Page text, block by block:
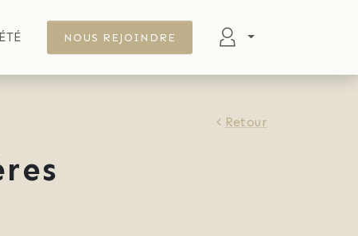
NOUS REJOINDRE
Retour